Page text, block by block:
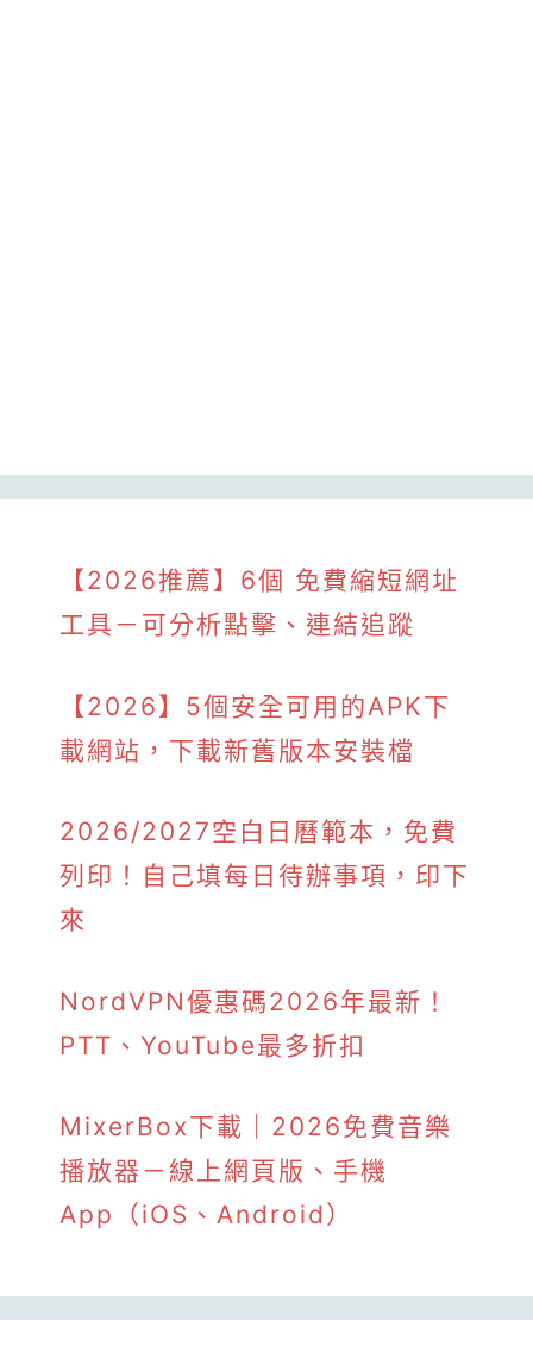
【2026推薦】6個 免費縮短網址
工具－可分析點擊、連結追蹤
【2026】5個安全可用的APK下
載網站，下載新舊版本安裝檔
2026/2027空白日曆範本，免費
列印！自己填每日待辦事項，印下
來
NordVPN優惠碼2026年最新！
PTT、YouTube最多折扣
MixerBox下載｜2026免費音樂
播放器－線上網頁版、手機
App（iOS、Android）